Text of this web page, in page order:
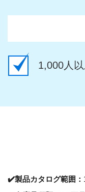
1,000人
✔️製品カタログ範囲：